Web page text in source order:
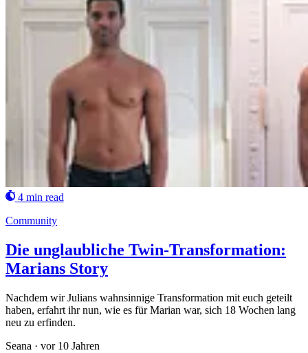
4 min read
Community
Die unglaubliche Twin-Transformation:
Marians Story
Nachdem wir Julians wahnsinnige Transformation mit euch geteilt
haben, erfahrt ihr nun, wie es für Marian war, sich 18 Wochen lang
neu zu erfinden.
Seana · vor 10 Jahren